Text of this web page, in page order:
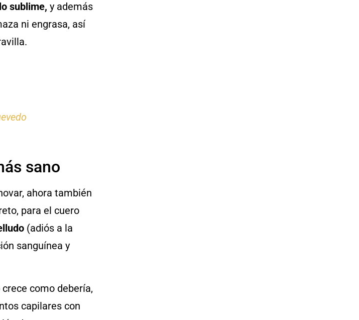
sublime, y además
ni engrasa, así
sano
ahora también
para el cuero
(adiós a la
sanguínea y
como debería,
capilares con